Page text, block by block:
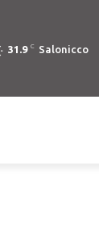
31.9 C Salonicco